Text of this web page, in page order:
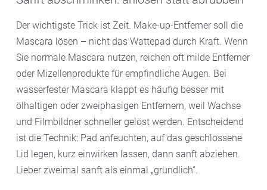
Der wichtigste Trick ist Zeit. Make-up-Entferner soll die
Mascara lösen – nicht das Wattepad durch Kraft. Wenn
Sie normale Mascara nutzen, reichen oft milde Entferner
oder Mizellenprodukte für empfindliche Augen. Bei
wasserfester Mascara klappt es häufig besser mit
ölhaltigen oder zweiphasigen Entfernern, weil Wachse
und Filmbildner schneller gelöst werden. Entscheidend
ist die Technik: Pad anfeuchten, auf das geschlossene
Lid legen, kurz einwirken lassen, dann sanft abziehen.
Lieber zweimal sanft als einmal „gründlich“.